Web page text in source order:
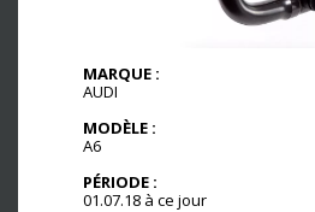
MARQUE :
AUDI
MODÈLE :
A6
PÉRIODE :
01.07.18 à ce jour